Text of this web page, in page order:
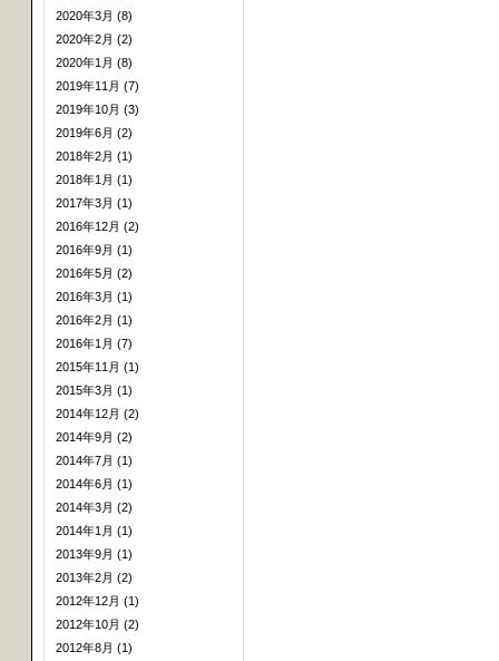
2020年3月 (8)
2020年2月 (2)
2020年1月 (8)
2019年11月 (7)
2019年10月 (3)
2019年6月 (2)
2018年2月 (1)
2018年1月 (1)
2017年3月 (1)
2016年12月 (2)
2016年9月 (1)
2016年5月 (2)
2016年3月 (1)
2016年2月 (1)
2016年1月 (7)
2015年11月 (1)
2015年3月 (1)
2014年12月 (2)
2014年9月 (2)
2014年7月 (1)
2014年6月 (1)
2014年3月 (2)
2014年1月 (1)
2013年9月 (1)
2013年2月 (2)
2012年12月 (1)
2012年10月 (2)
2012年8月 (1)